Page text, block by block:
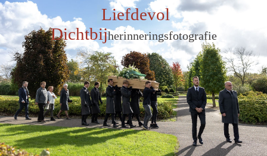
Liefdevol
Dichtbijherinneringsfotografie